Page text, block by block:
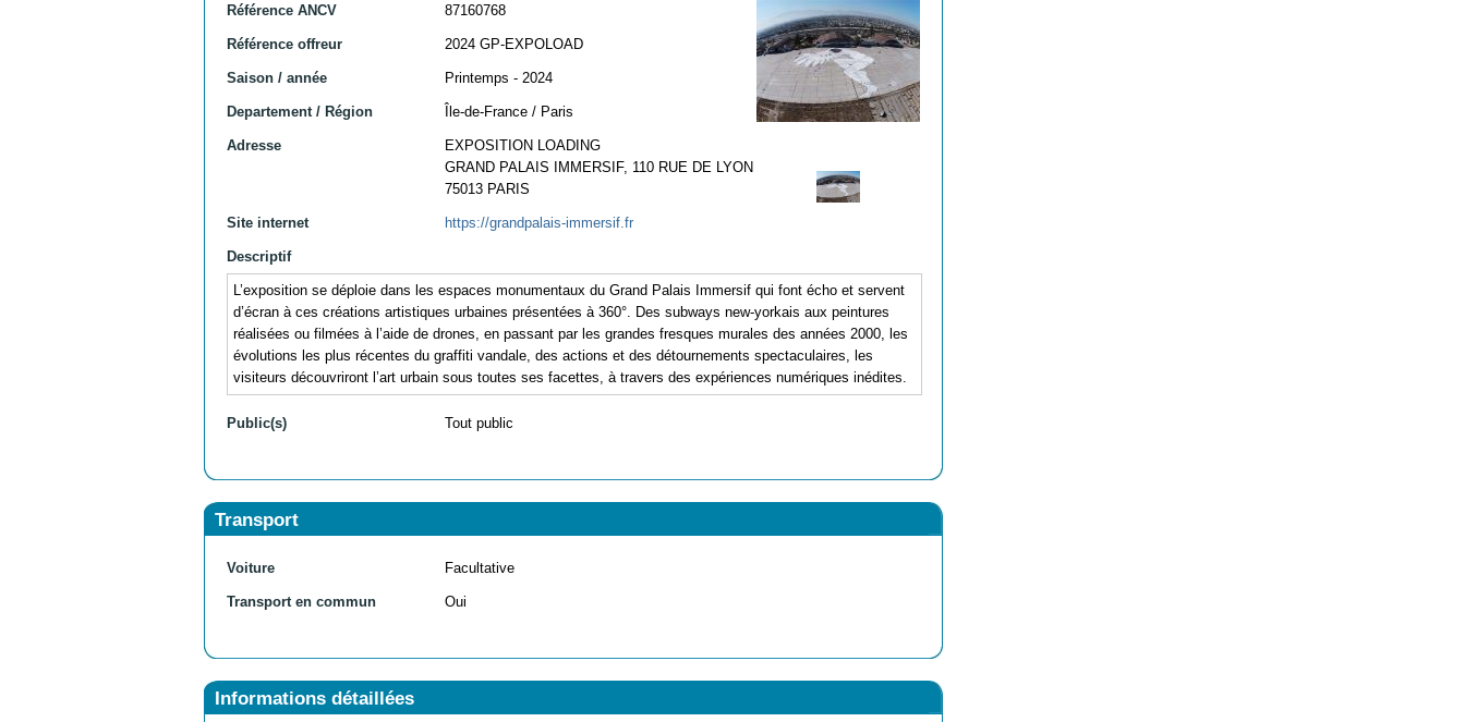
Référence ANCV 87160768
Référence offreur 2024 GP-EXPOLOAD
Saison / année Printemps - 2024
Departement / Région Île-de-France / Paris
Adresse
EXPOSITION LOADING
GRAND PALAIS IMMERSIF, 110 RUE DE LYON
75013 PARIS
Site internet https://grandpalais-immersif.fr
Descriptif
L’exposition se déploie dans les espaces monumentaux du Grand Palais Immersif qui font écho et servent
d’écran à ces créations artistiques urbaines présentées à 360°. Des subways new-yorkais aux peintures
réalisées ou filmées à l’aide de drones, en passant par les grandes fresques murales des années 2000, les
évolutions les plus récentes du graffiti vandale, des actions et des détournements spectaculaires, les
visiteurs découvriront l’art urbain sous toutes ses facettes, à travers des expériences numériques inédites.
Public(s) Tout public
Transport
Voiture Facultative
Transport en commun Oui
Informations détaillées